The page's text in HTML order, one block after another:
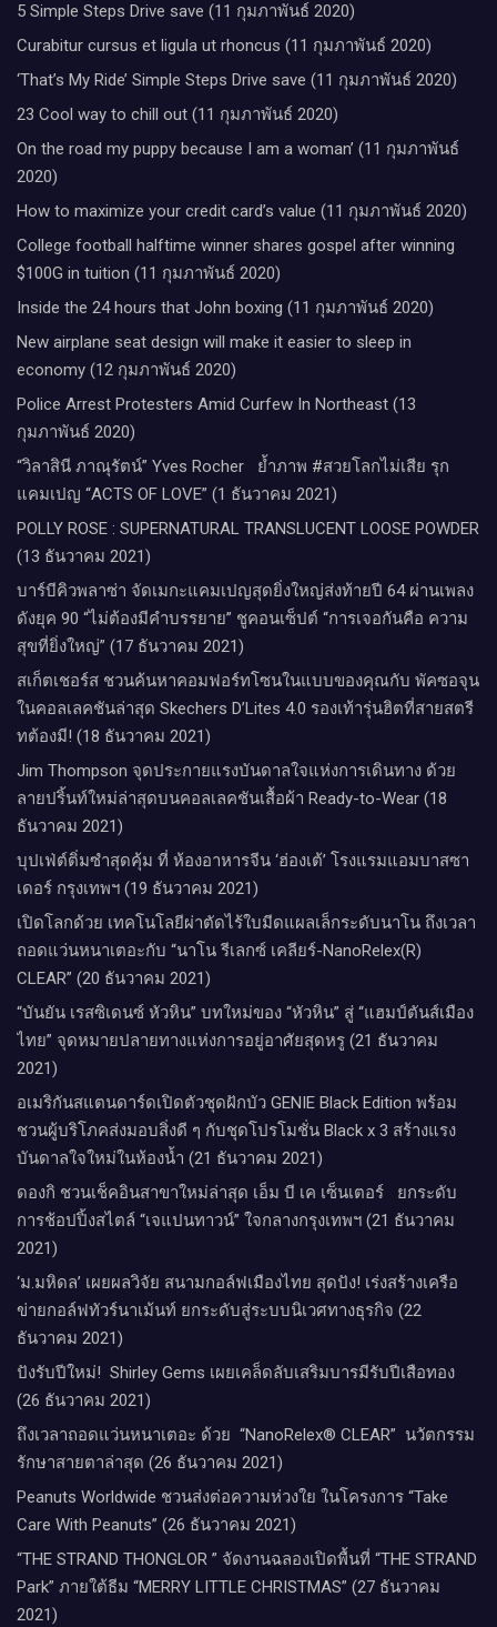
5 Simple Steps Drive save (11 กุมภาพันธ์ 2020)
Curabitur cursus et ligula ut rhoncus (11 กุมภาพันธ์ 2020)
‘That’s My Ride’ Simple Steps Drive save (11 กุมภาพันธ์ 2020)
23 Cool way to chill out (11 กุมภาพันธ์ 2020)
On the road my puppy because I am a woman’ (11 กุมภาพันธ์
2020)
How to maximize your credit card’s value (11 กุมภาพันธ์ 2020)
College football halftime winner shares gospel after winning
$100G in tuition (11 กุมภาพันธ์ 2020)
Inside the 24 hours that John boxing (11 กุมภาพันธ์ 2020)
New airplane seat design will make it easier to sleep in
economy (12 กุมภาพันธ์ 2020)
Police Arrest Protesters Amid Curfew In Northeast (13
กุมภาพันธ์ 2020)
“วิลาสินี ภาณุรัตน์” Yves Rocher​ ย้ำภาพ #สวยโลกไม่เสีย รุก
แคมเปญ “ACTS OF LOVE” (1 ธันวาคม 2021)
POLLY ROSE : SUPERNATURAL TRANSLUCENT LOOSE POWDER
(13 ธันวาคม 2021)
บาร์บีคิวพลาซ่า จัดเมกะแคมเปญสุดยิ่งใหญ่ส่งท้ายปี 64 ผ่านเพลง
ดังยุค 90 “ไม่ต้องมีคำบรรยาย” ชูคอนเซ็ปต์ “การเจอกันคือ ความ
สุขที่ยิ่งใหญ่” (17 ธันวาคม 2021)
สเก็ตเชอร์ส ชวนค้นหาคอมฟอร์ทโซนในแบบของคุณกับ พัคซอจุน
ในคอลเลคชันล่าสุด Skechers D’Lites 4.0 รองเท้ารุ่นฮิตที่สายสตรี
ทต้องมี! (18 ธันวาคม 2021)
Jim Thompson จุดประกายแรงบันดาลใจแห่งการเดินทาง ด้วย
ลายปริ้นท์ใหม่ล่าสุดบนคอลเลคชันเสื้อผ้า Ready-to-Wear (18
ธันวาคม 2021)
บุปเฟ่ต์ติ่มซำสุดคุ้ม ที่ ห้อง​อาหารจีน​ ‘ฮ่องเต้’ โรงแรม​แอม​บาส​ซา​
เดอร์​ กรุงเทพฯ​ (19 ธันวาคม 2021)
เปิดโลกด้วย เทคโนโลยีผ่าตัดไร้ใบมีดแผลเล็กระดับนาโน ถึงเวลา
ถอดแว่นหนาเตอะกับ “นาโน รีเลกซ์ เคลียร์-NanoRelex(R)
CLEAR” (20 ธันวาคม 2021)
“บันยัน เรสซิเดนซ์ หัวหิน” บทใหม่ของ “หัวหิน” สู่ “แฮมป์ตันส์เมือง
ไทย” จุดหมายปลายทางแห่งการอยู่อาศัยสุดหรู (21 ธันวาคม
2021)
อเมริกันสแตนดาร์ดเปิดตัวชุดฝักบัว GENIE Black Edition พร้อม
ชวนผู้บริโภคส่งมอบสิ่งดี ๆ กับชุดโปรโมชั่น Black x 3 สร้างแรง
บันดาลใจใหม่ในห้องน้ำ (21 ธันวาคม 2021)
ดองกิ ชวนเช็คอินสาขาใหม่ล่าสุด เอ็ม บี เค เซ็นเตอร์ ยกระดับ
การช้อปปิ้งสไตล์ “เจแปนทาวน์” ใจกลางกรุงเทพฯ (21 ธันวาคม
2021)
‘ม.มหิดล’ เผยผลวิจัย สนามกอล์ฟเมืองไทย สุดปัง! เร่งสร้างเครือ
ข่ายกอล์ฟทัวร์นาเม้นท์ ยกระดับสู่ระบบนิเวศทางธุรกิจ (22
ธันวาคม 2021)
ปังรับปีใหม่​! ​ Shirley Gems เผยเคล็ดลับ​เสริมบารมีรับปีเสือทอง
(26 ธันวาคม 2021)
ถึงเวลาถอดแว่นหนาเตอะ ด้วย “NanoRelex® CLEAR” นวัตกรรม
รักษาสายตาล่าสุด (26 ธันวาคม 2021)
Peanuts Worldwide ชวนส่งต่อความห่วงใย​ ​ในโครงการ “Take
Care With Peanuts” (26 ธันวาคม 2021)
“THE STRAND THONGLOR ” จัดงานฉลองเปิดพื้นที่ “THE STRAND
Park” ภายใต้ธีม “MERRY LITTLE CHRISTMAS” (27 ธันวาคม
2021)